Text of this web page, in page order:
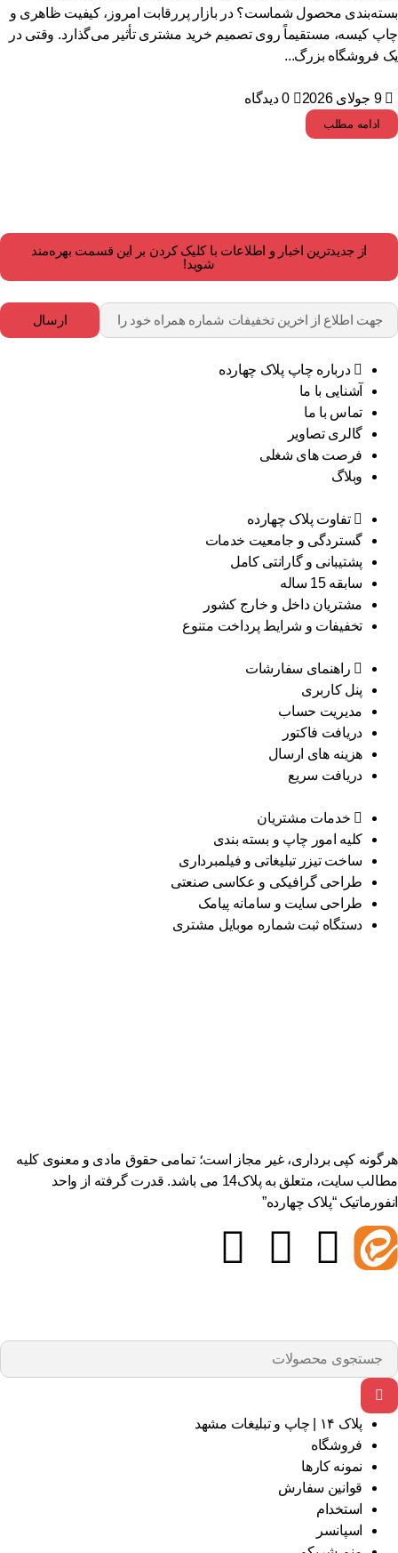
محصول شماست؟ در بازار پررقابت امروز، کیفیت ظاهری و
کیسه، مستقیماً روی تصمیم خرید مشتری تأثیر می‌گذارد. وقتی در
فروشگاه بزرگ...
9 جولای 2026 0 دیدگاه
ادامه مطلب
از جدیدترین اخبار و اطلاعات با کلیک کردن بر این قسمت بهره‌مند
شوید!
ارسال
درباره چاپ پلاک چهارده
آشنایی با ما
تماس با ما
گالری تصاویر
فرصت های شغلی
وبلاگ
تفاوت پلاک چهارده
گستردگی و جامعیت خدمات
پشتیبانی و گارانتی کامل
سابقه 15 ساله
مشتریان داخل و خارج کشور
تخفیفات و شرایط پرداخت متنوع
راهنمای سفارشات
پنل کاربری
مدیریت حساب
دریافت فاکتور
هزینه های ارسال
دریافت سریع
خدمات مشتریان
کلیه امور چاپ و بسته بندی
ساخت تیزر تبلیغاتی و فیلمبرداری
طراحی گرافیکی و عکاسی صنعتی
طراحی سایت و سامانه پیامک
دستگاه ثبت شماره موبایل مشتری
کپی برداری، غیر مجاز است؛ تمامی حقوق مادی و معنوی کلیه
مطالب سایت، متعلق به پلاک14 می باشد. قدرت گرفته از واحد
“پلاک چهارده”
پلاک ۱۴ | چاپ و تبلیغات مشهد
فروشگاه
نمونه کارها
قوانین سفارش
استخدام
اسپانسر